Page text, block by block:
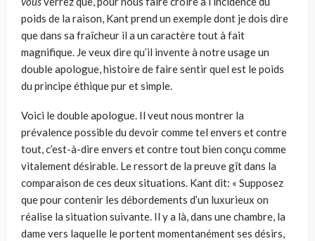
poids de la raison, Kant prend un exemple dont je dois dire
que dans sa fraîcheur il a un caractère tout à fait
magnifique. Je veux dire qu’il invente à notre usage un
double apologue, histoire de faire sentir quel est le poids
du principe éthique pur et simple.
Voici le double apologue. Il veut nous montrer la
prévalence possible du devoir comme tel envers et contre
tout, c’est-à-dire envers et contre tout bien conçu comme
vitalement désirable. Le ressort de la preuve gît dans la
comparaison de ces deux situations. Kant dit: « Supposez
que pour contenir les débordements d’un luxurieux on
réalise la situation suivante. Il y a là, dans une chambre, la
dame vers laquelle le portent momentanément ses désirs,